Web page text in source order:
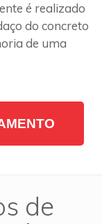
é realizado
do concreto
de uma
de